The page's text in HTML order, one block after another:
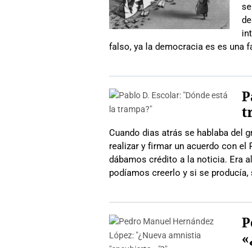
falso, ya la democracia es es una
Cuando dias atrás se hablaba del
realizar y firmar un acuerdo con el
dábamos crédito a la noticia. Era
podíamos creerlo y si se producía,